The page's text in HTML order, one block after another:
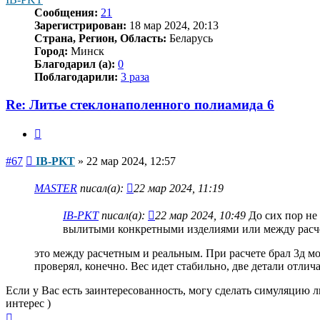
Сообщения: 21
Зарегистрирован: 18 мар 2024, 20:13
Страна, Регион, Область: Беларусь
Город: Минск
Благодарил (а): 0
Поблагодарили: 3 раза
Re: Литье стеклонаполенного полиамида 6
#67 Сообщение
IB-PKT » 22 мар 2024, 12:57
MASTER писал(а): 22 мар 2024, 11:19
IB-PKTписал(а): 22 мар 2024, 10:49 До сих пор не
вылитыми конкретными изделиями или между
это между расчетным и реальным. При расчете брал 3д
проверял, конечно. Вес идет стабильно, две детали
Если у Вас есть заинтересованность, могу сделать
интерес )